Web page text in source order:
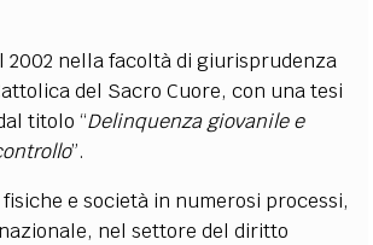
COMITATO SCIENTIFICO AUTORI
CURATORI
PARTNER COLLABORA CON NOI
LIBRI PROCEEDINGS PUBBLICITÀ CONTATTI
2002 nella facoltà di giurisprudenza
del Sacro Cuore, con una tesi
titolo “Delinquenza giovanile e
”.
fisiche e società in numerosi processi,
nazionale, nel settore del diritto